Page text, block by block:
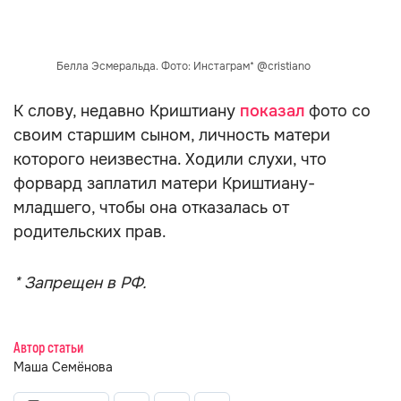
Белла Эсмеральда. Фото: Инстаграм* @cristiano
К слову, недавно Криштиану показал фото со
своим старшим сыном, личность матери
которого неизвестна. Ходили слухи, что
форвард заплатил матери Криштиану-
младшего, чтобы она отказалась от
родительских прав.
* Запрещен в РФ.
Автор статьи
Маша Семёнова